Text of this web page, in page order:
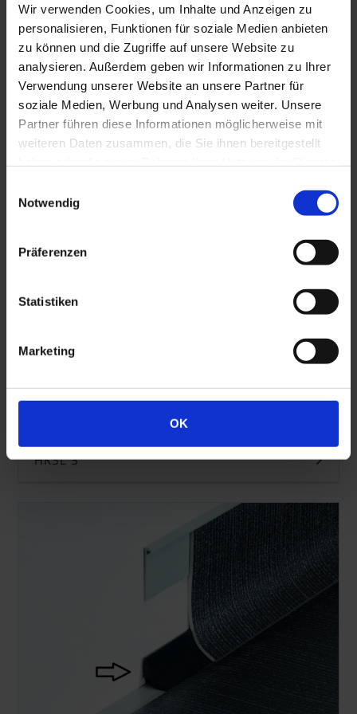
Wir verwenden Cookies, um Inhalte und Anzeigen zu
personalisieren, Funktionen für soziale Medien anbieten
zu können und die Zugriffe auf unsere Website zu
analysieren. Außerdem geben wir Informationen zu Ihrer
Verwendung unserer Website an unsere Partner für
soziale Medien, Werbung und Analysen weiter. Unsere
Partner führen diese Informationen möglicherweise mit
weiteren Daten zusammen, die Sie ihnen bereitgestellt
Cookies, wenn Sie unsere Webseite weiterhin nutzen.
Notwendig
Präferenzen
Statistiken
Marketing
OK
HKSL 3